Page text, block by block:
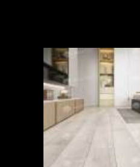
Acanta
1002-
16
(Рейтинг
цен)